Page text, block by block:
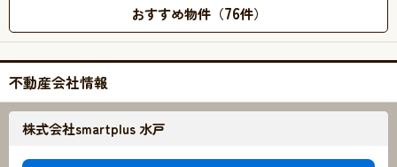
おすすめ物件（76件）
不動産会社情報
株式会社smartplus 水戸